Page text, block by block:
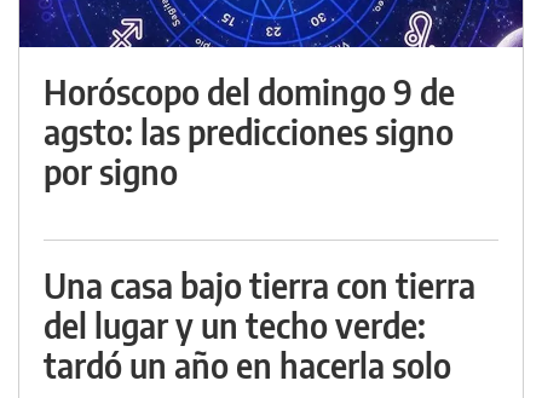
Horóscopo del domingo 9 de
agsto: las predicciones signo
por signo
Una casa bajo tierra con tierra
del lugar y un techo verde:
tardó un año en hacerla solo